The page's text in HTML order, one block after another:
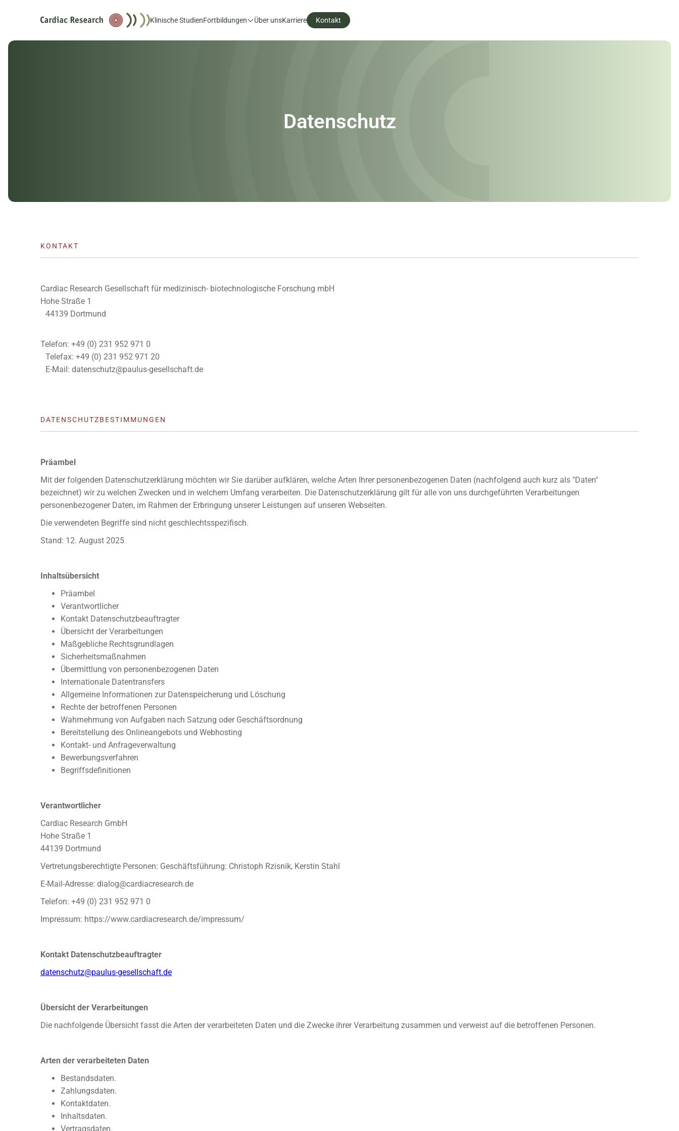
Klinische StudienFortbildungen Über unsKarriere Kontakt
Datenschutz
KONTAKT
Cardiac Research Gesellschaft für medizinisch- biotechnologische Forschung mbH
Hohe Straße 1
44139 Dortmund
Telefon: +49 (0) 231 952 971 0
Telefax: +49 (0) 231 952 971 20
E-Mail: datenschutz@paulus-gesellschaft.de
DATENSCHUTZBESTIMMUNGEN
Präambel
Mit der folgenden Datenschutzerklärung möchten wir Sie darüber aufklären, welche Arten Ihrer personenbezogenen Daten (nachfolgend auch kurz als "Daten"
bezeichnet) wir zu welchen Zwecken und in welchem Umfang verarbeiten. Die Datenschutzerklärung gilt für alle von uns durchgeführten Verarbeitungen
personenbezogener Daten, im Rahmen der Erbringung unserer Leistungen auf unseren Webseiten.
Die verwendeten Begriffe sind nicht geschlechtsspezifisch.
Stand: 12. August 2025
Inhaltsübersicht
Präambel
Verantwortlicher
Kontakt Datenschutzbeauftragter
Übersicht der Verarbeitungen
Maßgebliche Rechtsgrundlagen
Sicherheitsmaßnahmen
Übermittlung von personenbezogenen Daten
Internationale Datentransfers
Allgemeine Informationen zur Datenspeicherung und Löschung
Rechte der betroffenen Personen
Wahrnehmung von Aufgaben nach Satzung oder Geschäftsordnung
Bereitstellung des Onlineangebots und Webhosting
Kontakt- und Anfrageverwaltung
Bewerbungsverfahren
Begriffsdefinitionen
Verantwortlicher
Cardiac Research GmbH
Hohe Straße 1
44139 Dortmund
Vertretungsberechtigte Personen: Geschäftsführung: Christoph Rzisnik, Kerstin Stahl
E-Mail-Adresse: dialog@cardiacresearch.de
Telefon: +49 (0) 231 952 971 0
Impressum: https://www.cardiacresearch.de/impressum/
Kontakt Datenschutzbeauftragter
datenschutz@paulus-gesellschaft.de
Übersicht der Verarbeitungen
Die nachfolgende Übersicht fasst die Arten der verarbeiteten Daten und die Zwecke ihrer Verarbeitung zusammen und verweist auf die betroffenen Personen.
Arten der verarbeiteten Daten
Bestandsdaten.
Zahlungsdaten.
Kontaktdaten.
Inhaltsdaten.
Vertragsdaten.